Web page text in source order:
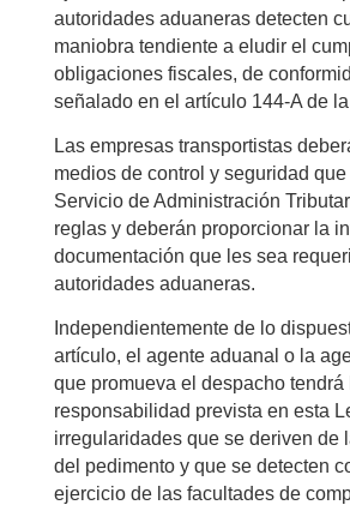
autoridades aduaneras detecten
maniobra tendiente a eludir el
obligaciones fiscales, de
señalado en el artículo 144-A de
Las empresas transportistas
medios de control y seguridad que
Servicio de Administración
reglas y deberán proporcionar la
documentación que les sea
autoridades aduaneras.
Independientemente de lo
artículo, el agente aduanal o la
que promueva el despacho tendrá
responsabilidad prevista en esta
irregularidades que se deriven de
del pedimento y que se detecten
ejercicio de las facultades de